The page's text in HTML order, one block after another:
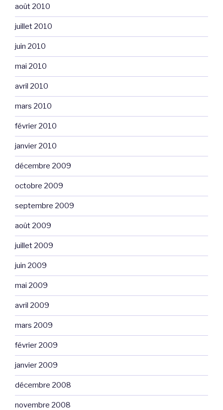
août 2010
juillet 2010
juin 2010
mai 2010
avril 2010
mars 2010
février 2010
janvier 2010
décembre 2009
octobre 2009
septembre 2009
août 2009
juillet 2009
juin 2009
mai 2009
avril 2009
mars 2009
février 2009
janvier 2009
décembre 2008
novembre 2008